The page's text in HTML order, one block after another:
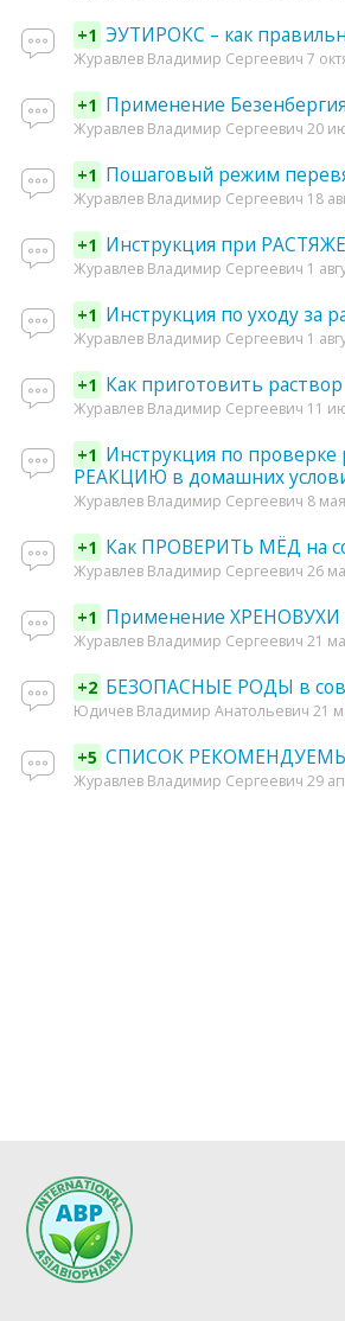
+1 ЭУТИРОКС – как
Журавлев Владимир Сергеевич 7
+1 Применение
Журавлев Владимир Сергеевич 20
+1 Пошаговый режим
Журавлев Владимир Сергеевич 18
+1 Инструкция при
Журавлев Владимир Сергеевич 1
+1 Инструкция по уходу за
Журавлев Владимир Сергеевич 1
+1 Как приготовить
Журавлев Владимир Сергеевич 11
+1 Инструкция по
РЕАКЦИЮ в домашних
Журавлев Владимир Сергеевич 8
+1 Как ПРОВЕРИТЬ МЁД на
Журавлев Владимир Сергеевич 26
+1 Применение ХРЕНОВУХИ
Журавлев Владимир Сергеевич 21
+2 БЕЗОПАСНЫЕ РОДЫ в
Юдичев Владимир Анатольевич 21
+5 СПИСОК
Журавлев Владимир Сергеевич 29